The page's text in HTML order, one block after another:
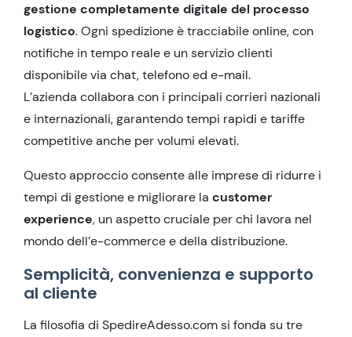
gestione completamente digitale del processo
logistico. Ogni spedizione è tracciabile online, con
notifiche in tempo reale e un servizio clienti
disponibile via chat, telefono ed e-mail.
L’azienda collabora con i principali corrieri nazionali
e internazionali, garantendo tempi rapidi e tariffe
competitive anche per volumi elevati.
Questo approccio consente alle imprese di ridurre i
tempi di gestione e migliorare la customer
experience, un aspetto cruciale per chi lavora nel
mondo dell’e-commerce e della distribuzione.
Semplicità, convenienza e supporto
al cliente
La filosofia di SpedireAdesso.com si fonda su tre